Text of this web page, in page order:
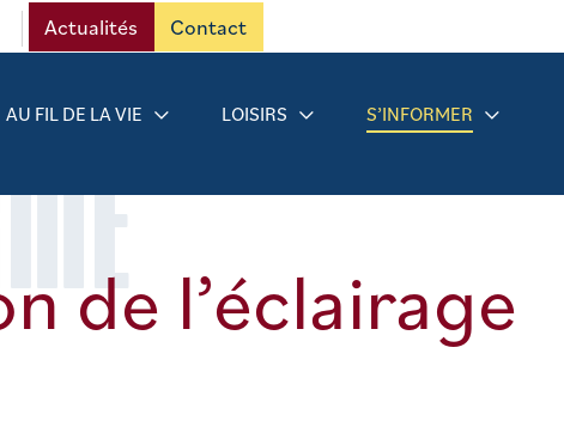
Contact
Actualités
AU FIL DE LA VIE LOISIRS S’INFORMER
de l’éclairage